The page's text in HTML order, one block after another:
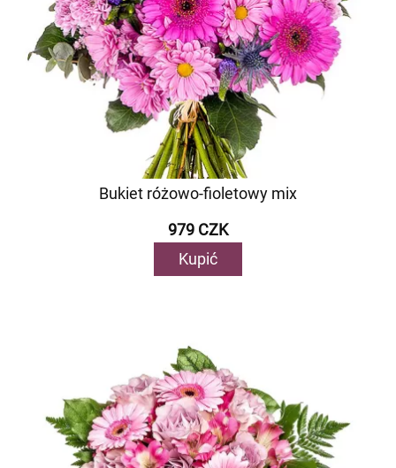
Bukiet różowo-fioletowy mix
979 CZK
Kupić